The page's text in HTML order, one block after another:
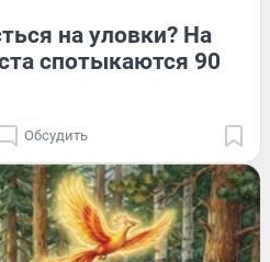
на уловки? На
спотыкаются 90
Обсудить